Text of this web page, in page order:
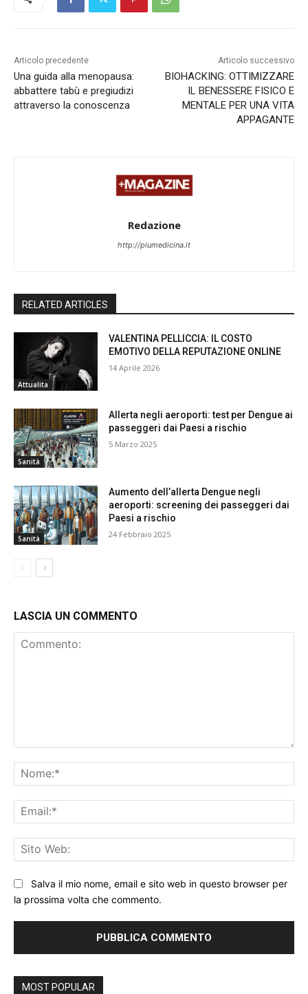
Articolo precedente
Una guida alla menopausa:
abbattere tabù e pregiudizi
attraverso la conoscenza
Articolo successivo
BIOHACKING: OTTIMIZZARE
IL BENESSERE FISICO E
MENTALE PER UNA VITA
APPAGANTE
Redazione
http://piumedicina.it
RELATED ARTICLES
Attualita
VALENTINA PELLICCIA: IL COSTO
EMOTIVO DELLA REPUTAZIONE ONLINE
14 Aprile 2026
Sanità
Allerta negli aeroporti: test per Dengue ai
passeggeri dai Paesi a rischio
5 Marzo 2025
Sanità
Aumento dell’allerta Dengue negli
aeroporti: screening dei passeggeri dai
Paesi a rischio
24 Febbraio 2025
LASCIA UN COMMENTO
Salva il mio nome, email e sito web in questo browser per
la prossima volta che commento.
MOST POPULAR